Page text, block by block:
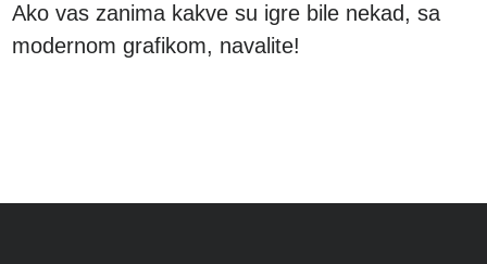
Ako vas zanima kakve su igre bile nekad, sa
modernom grafikom, navalite!